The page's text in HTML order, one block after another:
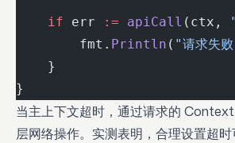
    if
err := apiCall (ctx,
        fmt.
Println ( "请求失
    }
}
当主上下文超时，通过请求的
层网络操作。实测表明，合理设置超